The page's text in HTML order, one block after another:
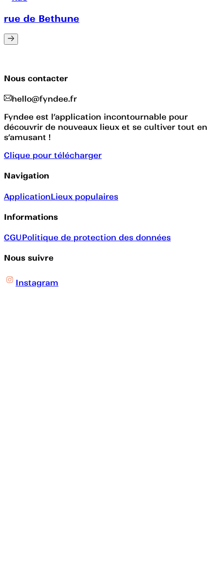
rue de Bethune
Nous contacter
hello@fyndee.fr
Fyndee est l’application incontournable pour
découvrir de nouveaux lieux et se cultiver tout en
s’amusant !
Clique pour télécharger
Navigation
ApplicationLieux populaires
Informations
CGUPolitique de protection des données
Nous suivre
Instagram